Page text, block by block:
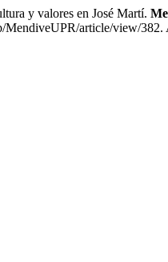
y valores en José Martí.
MendiveUPR/article/view/382.